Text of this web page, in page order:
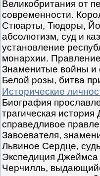
Великобритания от
современности.
Стюарты, Тюдоры,
абсолютизм, суд и
установление
монархии.
Знаменитые войны и
Белой розы, битва
Исторические
Биография
трагическая
справедливое
Завоевателя,
Львиное Сердце,
Экспедиция
Черчилль,